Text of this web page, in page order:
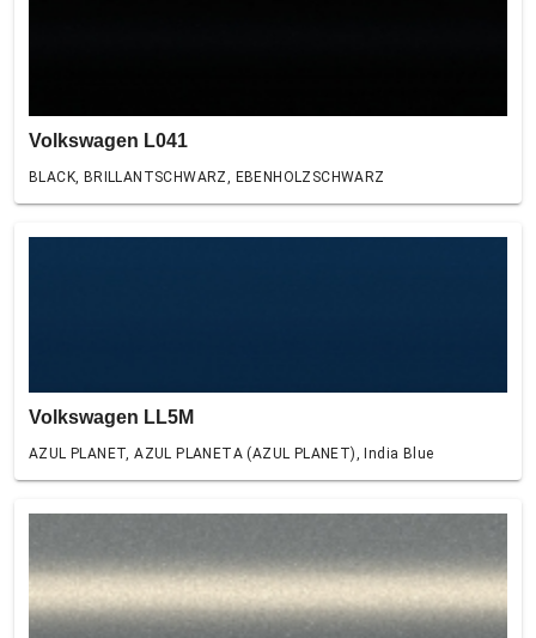
Volkswagen L041
BLACK, BRILLANTSCHWARZ, EBENHOLZSCHWARZ
Volkswagen LL5M
AZUL PLANET, AZUL PLANETA (AZUL PLANET), India Blue